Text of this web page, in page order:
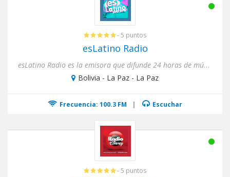
- 5 puntos
esLatino Radio
esLatino Radio es la emisora que difunde 24 horas de música que escucha el mundo latino, con llegada a 22 países de...
Bolivia - La Paz - La Paz
Frecuencia: 100.3 FM | Escuchar
- 5 puntos